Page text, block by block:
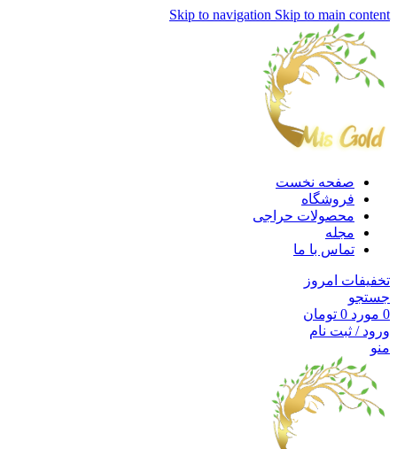
Skip to navigation Skip to main content
صفحه نخست
فروشگاه
محصولات حراجی
مجله
تماس با ما
تخفیفات امروز
جستجو
0 مورد 0 تومان
ورود / ثبت نام
منو